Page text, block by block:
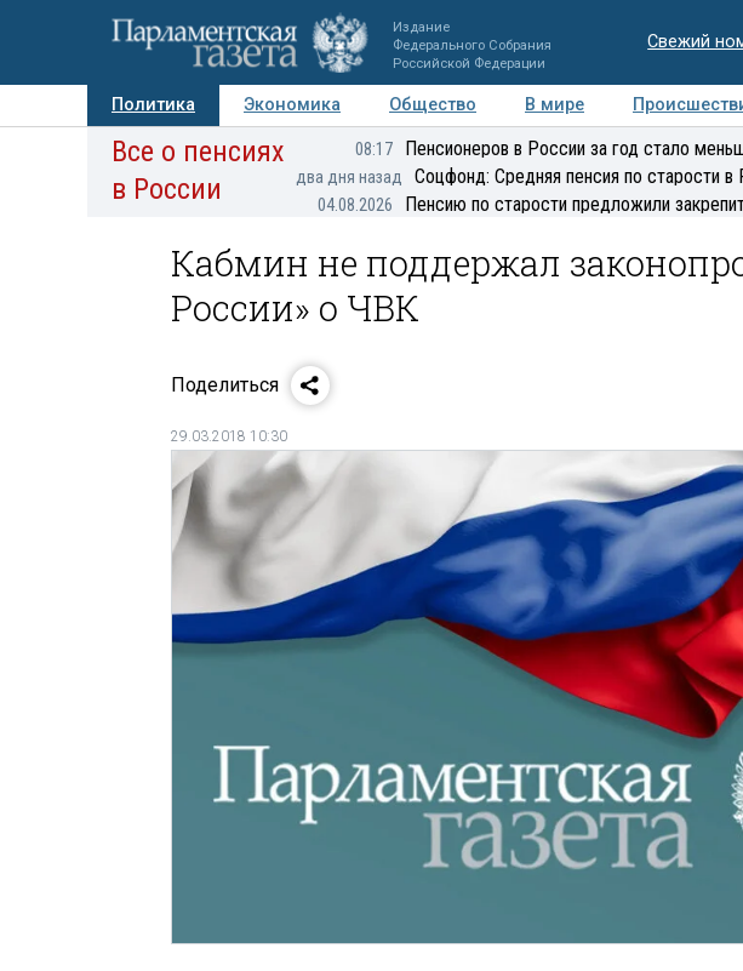
Издание
Федерального Собрания
Российской Федерации
Свежий
Политика Экономика Общество В мире
Авторы Персоны Мнения Регионы Медиацентр
Все о пенсиях
в России
08:17 Пенсионеров в России за год стало
два дня назад Соцфонд: Средняя пенсия по старости
04.08.2026 Пенсию по старости предложили
Кабмин не поддержал
России» о ЧВК
Поделиться
29.03.2018 10:30